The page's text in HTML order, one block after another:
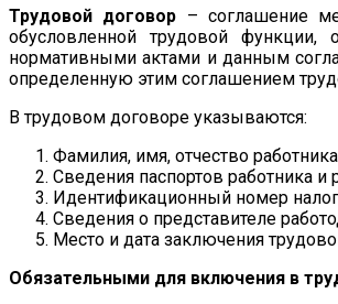
Трудовой договор – соглашение
обусловленной трудовой функции,
нормативными актами и данным
определенную этим соглашением
В трудовом договоре указываются:
Фамилия, имя, отчество
Сведения паспортов работника и
Идентификационный номер
Сведения о представителе
Место и дата заключения
Обязательными для включения в